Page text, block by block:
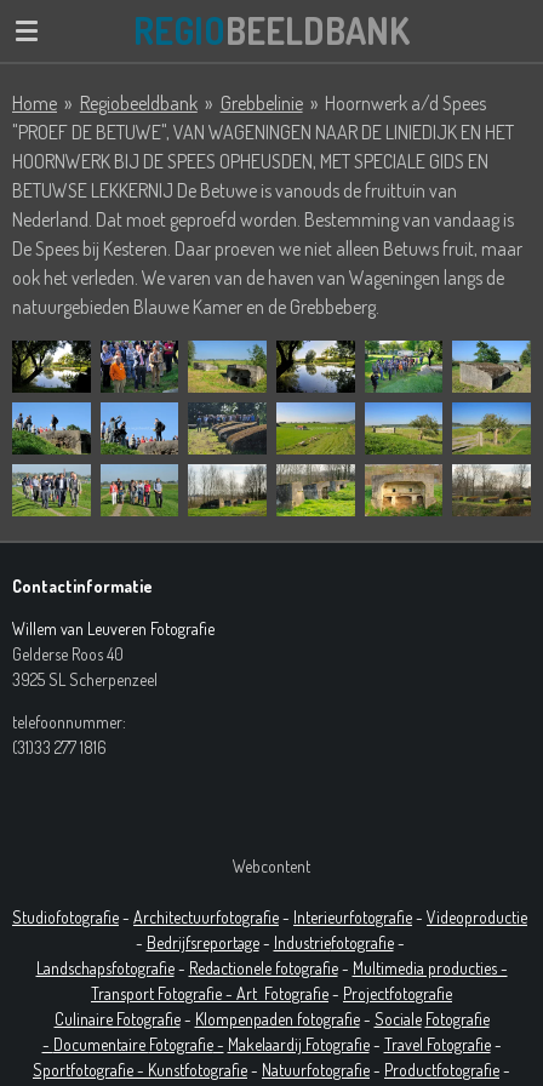
Ga
de
hoofdinhoud
REGIOBEELDBANK
Home » Regiobeeldbank » Grebbelinie » Hoornwerk a/d Spees
"PROEF DE BETUWE", VAN WAGENINGEN NAAR DE LINIEDIJK EN HET
HOORNWERK BIJ DE SPEES OPHEUSDEN, MET SPECIALE GIDS EN
BETUWSE LEKKERNIJ De Betuwe is vanouds de fruittuin van
Nederland. Dat moet geproefd worden. Bestemming van vandaag is
De Spees bij Kesteren. Daar proeven we niet alleen Betuws fruit, maar
ook het verleden. We varen van de haven van Wageningen langs de
natuurgebieden Blauwe Kamer en de Grebbeberg.
Contactinformatie
Willem van Leuveren Fotografie
Gelderse Roos 40
3925 SL Scherpenzeel
telefoonnummer:
(31)33 277 1816
Webcontent
Studiofotografie- Architectuurfotografie- Interieurfotografie- Videoproductie
- Bedrijfsreportage- Industriefotografie-
Landschapsfotografie- Redactionele fotografie- Multimedia producties -
Transport Fotografie - Art Fotografie- Projectfotografie
Culinaire Fotografie- Klompenpaden fotografie- Sociale Fotografie
- Documentaire Fotografie- Makelaardij Fotografie- Travel Fotografie-
Sportfotografie - Kunstfotografie- Natuurfotografie- Productfotografie-